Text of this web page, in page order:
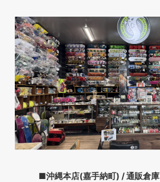
■沖縄本店(嘉手納町) / 通販倉庫